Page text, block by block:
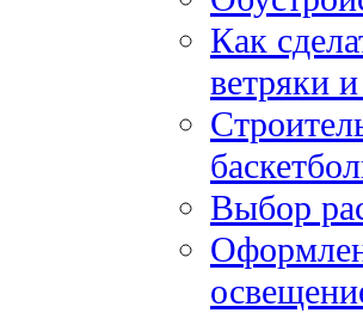
Как
ветряки
Выбор